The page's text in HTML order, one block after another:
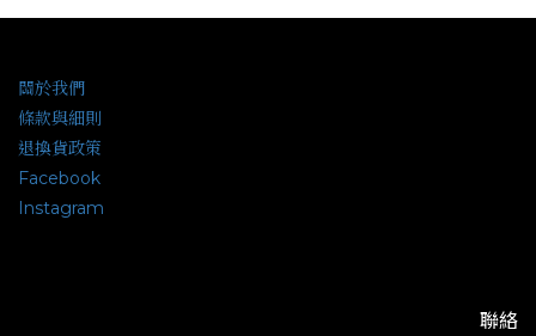
關於我們
條款與細則
退換貨政策
Facebook
Instagram
聯絡